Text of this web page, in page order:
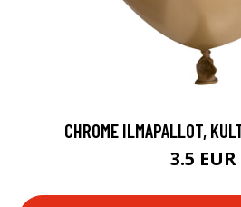
CHROME ILMAPALLOT,
3.5 EUR